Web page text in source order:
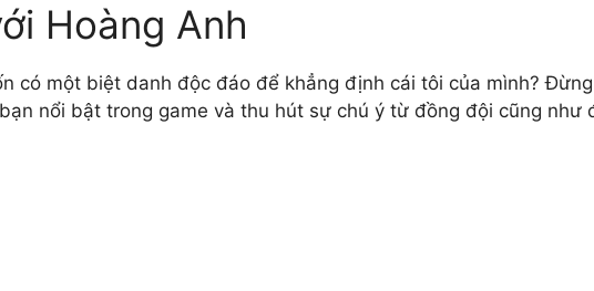
Hoàng Anh
có một biệt danh độc đáo để khẳng định cái tôi của mình?
nổi bật trong game và thu hút sự chú ý từ đồng đội cũng như